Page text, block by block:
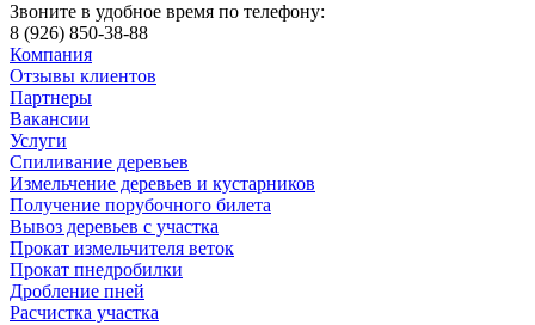
Звоните в удобное время по телефону:
8 (926) 850-38-88
Компания
Отзывы клиентов
Партнеры
Вакансии
Услуги
Спиливание деревьев
Измельчение деревьев и кустарников
Получение порубочного билета
Вывоз деревьев с участка
Прокат измельчителя веток
Прокат пнедробилки
Дробление пней
Расчистка участка